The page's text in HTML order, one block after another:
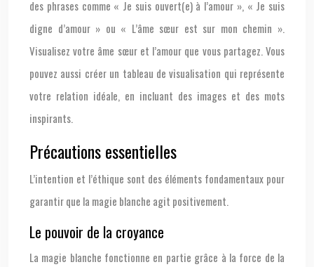
des phrases comme « Je suis ouvert(e) à l’amour », « Je suis
digne d’amour » ou « L’âme sœur est sur mon chemin ».
Visualisez votre âme sœur et l’amour que vous partagez. Vous
pouvez aussi créer un tableau de visualisation qui représente
votre relation idéale, en incluant des images et des mots
inspirants.
Précautions essentielles
L’intention et l’éthique sont des éléments fondamentaux pour
garantir que la magie blanche agit positivement.
Le pouvoir de la croyance
La magie blanche fonctionne en partie grâce à la force de la